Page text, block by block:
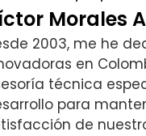
Morales
2003, me he
en
técnica
para
de